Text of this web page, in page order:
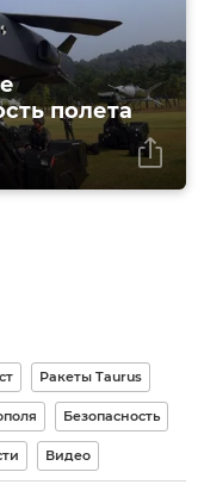
полета
Ракеты Taurus
Безопасность
Видео